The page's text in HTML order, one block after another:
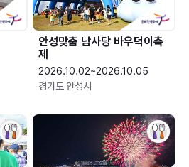
안성맞춤 남사당 바우덕이축
제
2026.10.02~2026.10.05
경기도 안성시